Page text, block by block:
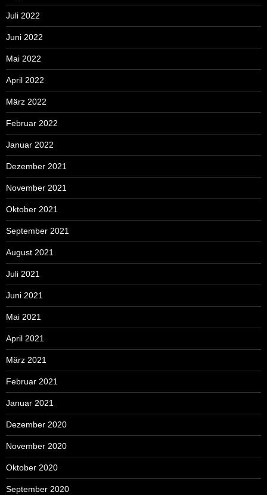
Juli 2022
Juni 2022
Mai 2022
April 2022
März 2022
Februar 2022
Januar 2022
Dezember 2021
November 2021
Oktober 2021
September 2021
August 2021
Juli 2021
Juni 2021
Mai 2021
April 2021
März 2021
Februar 2021
Januar 2021
Dezember 2020
November 2020
Oktober 2020
September 2020